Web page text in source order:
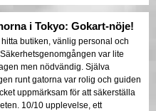
i Tokyo: Gokart-nöje!
hitta butiken, vänlig personal och
var lite
men nödvändig. Själva
runt gatorna var rolig och guiden
uppmärksam för att säkerställa
10/10 upplevelse, ett